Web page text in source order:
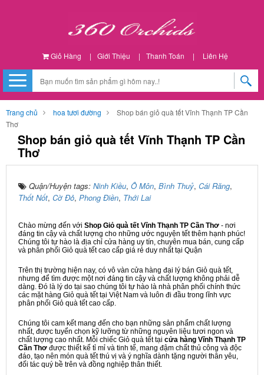
Giỏ Hàng | Giới Thiệu | Thanh Toán | Liên Hệ
Trang chủ hoa tươi đường
Shop bán giỏ quà tết Vĩnh Thạnh TP Cần
Thơ
Shop bán giỏ quà tết Vĩnh Thạnh TP Cần
Thơ
Quận/Huyện tags: Ninh Kiều, Ô Môn, Bình Thuỷ, Cái Răng,
Thốt Nốt, Cờ Đỏ, Phong Điền, Thới Lai
Chào mừng đến với Shop Giỏ quà tết Vĩnh Thạnh TP Cần Thơ - nơi
đáng tin cậy và chất lượng cho những ước nguyện tết thêm hạnh phúc!
Chúng tôi tự hào là địa chỉ cửa hàng uy tín, chuyên mua bán, cung cấp
và phân phối Giỏ quà tết cao cấp giá rẻ duy nhất tại Quận
Trên thị trường hiện nay, có vô vàn cửa hàng đại lý bán Giỏ quà tết,
nhưng để tìm được một nơi đáng tin cậy và chất lượng không phải dễ
dàng. Đó là lý do tại sao chúng tôi tự hào là nhà phân phối chính thức
các mặt hàng Giỏ quà tết tại Việt Nam và luôn đi đầu trong lĩnh vực
phân phối Giỏ quà tết cao cấp.
Chúng tôi cam kết mang đến cho bạn những sản phẩm chất lượng
nhất, được tuyển chọn kỹ lưỡng từ những nguyên liệu tươi ngon và
chất lượng cao nhất. Mỗi chiếc Giỏ quà tết tại cửa hàng Vĩnh Thạnh TP
Cần Thơ được thiết kế tỉ mỉ và tinh tế, mang đậm chất thủ công và độc
đáo, tạo nên món quà tết thú vị và ý nghĩa dành tặng người thân yêu,
đối tác quý bề trên và đồng nghiệp thân thiết.